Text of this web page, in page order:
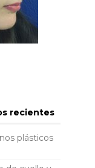
recientes
plásticos